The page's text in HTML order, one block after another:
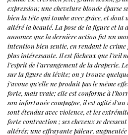
expression; une chevelure blonde éparse
bien la tête qui tombe avec grâce, et dont
altéré la beauté. La pose de la figure et la
annonce que la dernière action fut un
intention bien sentie, en rendant le
plus intéressante. Il est fâcheux que l’œil
l’esprit de l’arrangement de la draperie.
sur la figure du lévite; on y trouve
j’avoue qu’elle ne produit pas le même
forte, mais vraie; elle est conforme à
son infortunée compagne, il est agité
sont étendus avec violence, et les
forte contraction ; ses cheveux se
altérés; une effrayante pâleur,